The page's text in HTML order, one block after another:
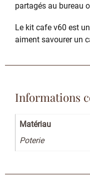
partagés au bureau
Le kit cafe v60 est
aiment savourer un
Informations
Matériau
Poterie